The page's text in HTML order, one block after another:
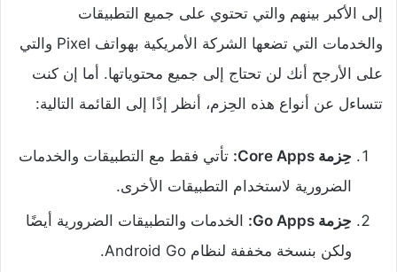
إلى الأكبر بينهم والتي تحتوي على جميع التطبيقات
والخدمات التي تضعها الشركة الأمريكية بهواتف Pixel والتي
على الأرجح أنك لن تحتاج إلى جميع محتوياتها. أما إن كنت
تتساءل عن أنواع هذه الحِزم، أنظر إذًا إلى القائمة التالية:
حِزمة Core Apps:
تأتي فقط مع التطبيقات والخدمات
الضرورية لاستخدام التطبيقات الأخرى.
حِزمة Go Apps:
الخدمات والتطبيقات الضرورية أيضًا
ولكن بنسخة مخففة لنظام Android Go.